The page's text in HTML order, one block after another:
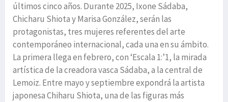
últimos cinco años. Durante 2025, Ixone Sádaba,
Chicharu Shiota y Marisa González, serán las
protagonistas, tres mujeres referentes del arte
contemporáneo internacional, cada una en su ámbito.
La primera llega en febrero, con ‘Escala 1:’1, la mirada
artística de la creadora vasca Sádaba, a la central de
Lemoiz. Entre mayo y septiembre expondrá la artista
japonesa Chiharu Shiota, una de las figuras más